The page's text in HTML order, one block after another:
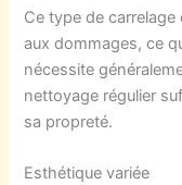
Ce type de
aux dommages, ce
nécessite
nettoyage régulier
sa propreté.
Esthétique variée